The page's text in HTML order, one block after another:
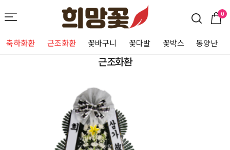
0
축하화환 근조화환 꽃바구니 꽃다발 꽃박스 동양난
근조화환